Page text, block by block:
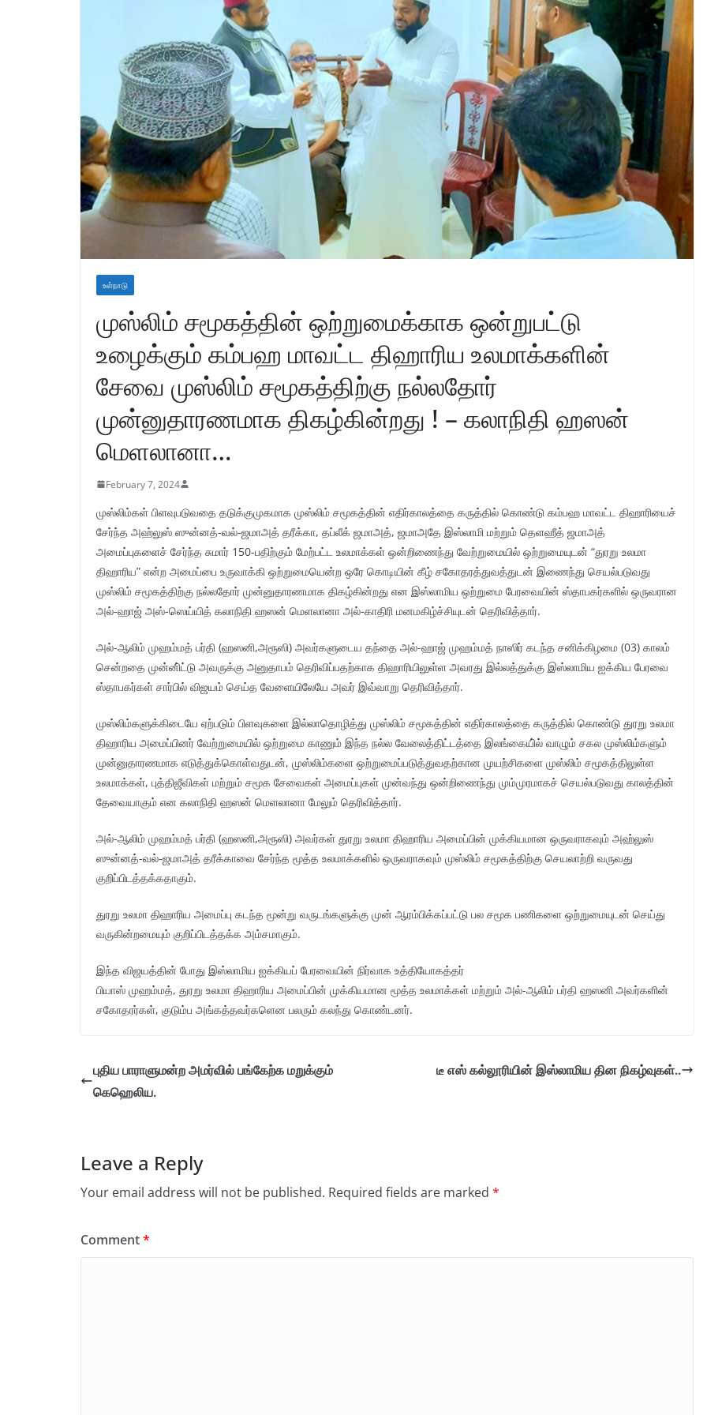
உள்நாடு
முஸ்லிம் சமூகத்தின் ஒற்றுமைக்காக ஒன்றுபட்டு
உழைக்கும் கம்பஹ மாவட்ட திஹாரிய உலமாக்களின்
சேவை முஸ்லிம் சமூகத்திற்கு நல்லதோர்
முன்னுதாரணமாக திகழ்கின்றது ! – கலாநிதி ஹஸன்
மெளலானா…
February 7, 2024
முஸ்லிம்கள் பிளவுபடுவதை தடுக்குமுகமாக முஸ்லிம் சமூகத்தின் எதிர்காலத்தை கருத்தில் கொண்டு கம்பஹ மாவட்ட திஹாரியைச்
சேர்ந்த அஹ்லுஸ் ஸுன்னத்-வல்-ஜமாஅத் தரீக்கா, தப்லீக் ஜமாஅத், ஜமாஅதே இஸ்லாமி மற்றும் தெளஹீத் ஜமாஅத்
அமைப்புகளைச் சேர்ந்த சுமார் 150-பதிற்கும் மேற்பட்ட உலமாக்கள் ஒன்றிணைந்து வேற்றுமையில் ஒற்றுமையுடன் “துரறு உலமா
திஹாரிய” என்ற அமைப்பை உருவாக்கி ஒற்றுமையென்ற ஒரே கொடியின் கீழ் சகோதரத்துவத்துடன் இணைந்து செயல்படுவது
முஸ்லிம் சமூகத்திற்கு நல்லதோர் முன்னுதாரணமாக திகழ்கின்றது என இஸ்லாமிய ஒற்றுமை பேரவையின் ஸ்தாபகர்களில் ஒருவரான
அல்-ஹாஜ் அஸ்-ஸெய்யித் கலாநிதி ஹஸன் மெளலானா அல்-காதிரி மனமகிழ்ச்சியுடன் தெரிவித்தார்.
அல்-ஆலிம் முஹம்மத் பர்தி (ஹஸனி,அரூஸி) அவர்களுடைய தந்தை அல்-ஹாஜ் முஹம்மத் நாஸிர் கடந்த சனிக்கிழமை (03) காலம்
சென்றதை முன்னி்ட்டு அவருக்கு அனுதாபம் தெரிவிப்பதற்காக திஹாரியிலுள்ள அவரது இல்லத்துக்கு இஸ்லாமிய ஐக்கிய பேரவை
ஸ்தாபகர்கள் சார்பில் விஜயம் செய்த வேளையிலேயே அவர் இவ்வாறு தெரிவித்தார்.
முஸ்லிம்களுக்கிடையே ஏற்படும் பிளவுகளை இல்லாதொழித்து முஸ்லிம் சமூகத்தின் எதிர்காலத்தை கருத்தில் கொண்டு துரறு உலமா
திஹாரிய அமைப்பினர் வேற்றுமையில் ஒற்றுமை காணும் இந்த நல்ல வேலைத்திட்டத்தை இலங்கையி்ல் வாழும் சகல முஸ்லிம்களும்
முன்னுதாரணமாக எடுத்துக்கொள்வதுடன், முஸ்லிம்களை ஒற்றுமைப்படுத்துவதற்கான முயற்சிகளை முஸ்லிம் சமூகத்திலுள்ள
உலமாக்கள், புத்திஜீவிகள் மற்றும் சமூக சேவைகள் அமைப்புகள் முன்வந்து ஒன்றிணைந்து மும்முரமாகச் செயல்படுவது காலத்தின்
தேவையாகும் என கலாநிதி ஹஸன் மெளலானா மேலும் தெரிவித்தார்.
அல்-ஆலிம் முஹம்மத் பர்தி (ஹஸனி,அரூஸி) அவர்கள் துரறு உலமா திஹாரிய அமைப்பின் முக்கியமான ஒருவராகவும் அஹ்லுஸ்
ஸுன்னத்-வல்-ஜமாஅத் தரீக்காவை சேர்ந்த மூத்த உலமாக்களில் ஒருவராகவும் முஸ்லிம் சமூகத்திற்கு செயலாற்றி வருவது
குறிப்பிடத்தக்கதாகும்.
துரறு உலமா திஹாரிய அமைப்பு கடந்த மூன்று வருடங்களுக்கு முன் ஆரம்பிக்கப்பட்டு பல சமூக பணிகளை ஒற்றுமையுடன் செய்து
வருகின்றமையும் குறிப்பிடத்தக்க அம்சமாகும்.
இந்த விஜயத்தின் போது இஸ்லாமிய ஐக்கியப் பேரவையின் நிர்வாக உத்தியோகத்தர்
பியாஸ் முஹம்மத், துரறு உலமா திஹாரிய அமைப்பின் முக்கியமான மூத்த உலமாக்கள் மற்றும் அல்-ஆலிம் பர்தி ஹஸனி அவர்களின்
சகோதரர்கள், குடும்ப அங்கத்தவர்களென பலரும் கலந்து கொண்டனர்.
புதிய பாராளுமன்ற அமர்வில் பங்கேற்க மறுக்கும்
கெஹெலிய.
டீ எஸ் கல்லூரியின் இஸ்லாமிய தின நிகழ்வுகள்..
Leave a Reply
Your email address will not be published. Required fields are marked *
Comment*